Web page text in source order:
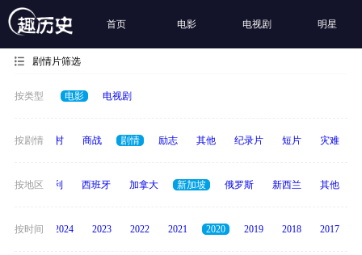
首页 电影 电视剧 明星
剧情片筛选
按类型 电影 电视剧
按剧情
历史 乡村 商战 剧情 励志 其他 纪录片 短片 灾难
按地区
度 意大利 西班牙 加拿大 新加坡 俄罗斯 新西兰 其他
按时间
2025 2024 2023 2022 2021 2020 2019 2018 2017